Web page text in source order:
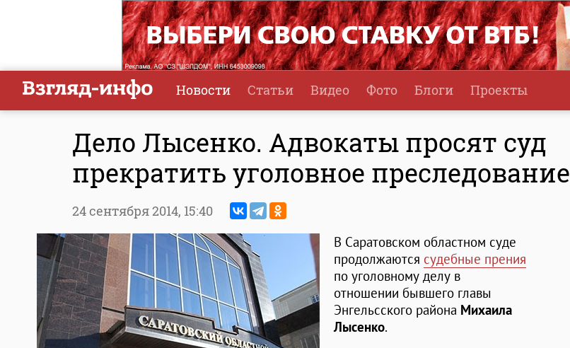
Новости Статьи Видео Фото Блоги Проекты
Дело Лысенко. Адвокаты просят суд
прекратить уголовное преследование
24 сентября 2014, 15:40
В Саратовском областном суде
продолжаются судебные прения
по уголовному делу в
отношении бывшего главы
Энгельсского района Михаила
Лысенко.